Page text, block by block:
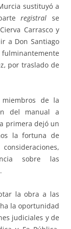
sustituyó a
registral se
Carrasco y
a Don Santiago
fulminantemente
por traslado de
de la
del manual a
primera dejó un
la fortuna de
sobre las
la obra a las
la oportunidad
judiciales y de